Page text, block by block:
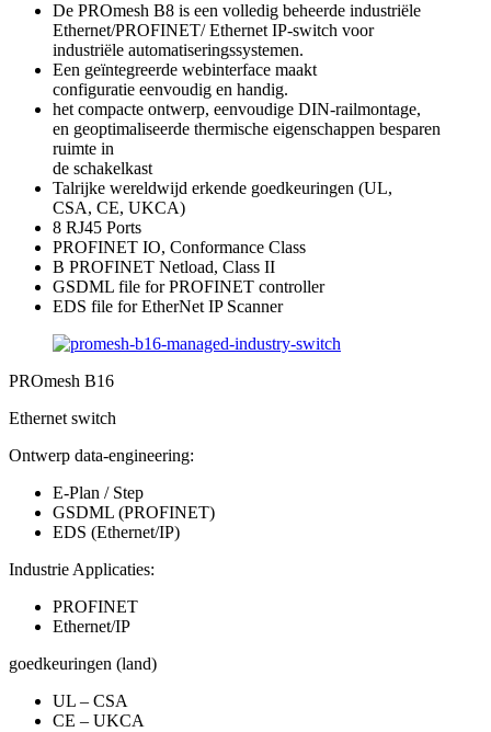
De PROmesh B8 is een volledig beheerde industriële
Ethernet/PROFINET/ Ethernet IP-switch voor
industriële automatiseringssystemen.
Een geïntegreerde webinterface maakt
configuratie eenvoudig en handig.
het compacte ontwerp, eenvoudige DIN-railmontage,
en geoptimaliseerde thermische eigenschappen besparen
ruimte in
de schakelkast
Talrijke wereldwijd erkende goedkeuringen (UL,
CSA, CE, UKCA)
8 RJ45 Ports
PROFINET IO, Conformance Class
B PROFINET Netload, Class II
GSDML file for PROFINET controller
EDS file for EtherNet IP Scanner
PROmesh B16
Ethernet switch
Ontwerp data-engineering:
E-Plan / Step
GSDML (PROFINET)
EDS (Ethernet/IP)
Industrie Applicaties:
PROFINET
Ethernet/IP
goedkeuringen (land)
UL – CSA
CE – UKCA